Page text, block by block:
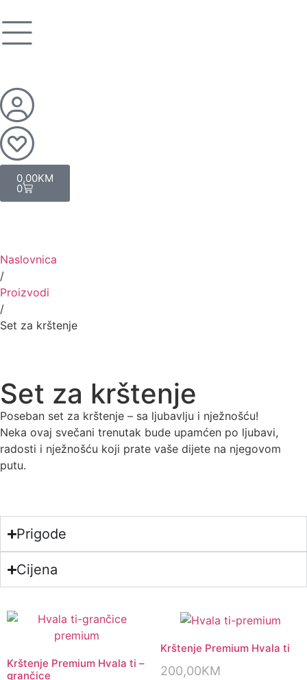
0,00KM
0
Naslovnica
/
Proizvodi
/
Set za krštenje
Set za krštenje
Poseban set za krštenje – sa ljubavlju i nježnošću!
Neka ovaj svečani trenutak bude upamćen po ljubavi,
radosti i nježnošću koji prate vaše dijete na njegovom
putu.
Prigode
Cijena
Krštenje Premium Hvala ti –
grančice
Krštenje Premium Hvala ti
200,00KM